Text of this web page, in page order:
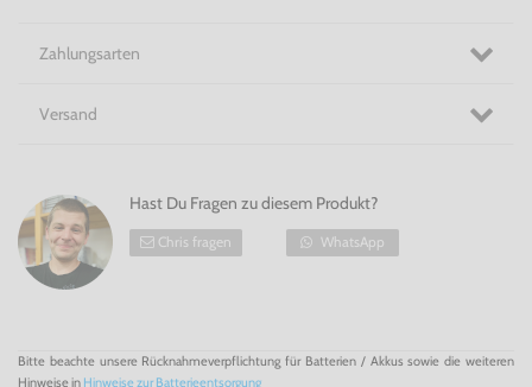
Zahlungsarten
Versand
Hast Du Fragen zu diesem Produkt?
Chris fragen WhatsApp
Bitte beachte unsere Rücknahmeverpflichtung für Batterien / Akkus sowie die weiteren
Hinweise in Hinweise zur Batterieentsorgung